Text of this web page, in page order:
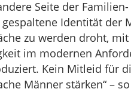
Seite der
Identität der
zu werden droht,
im modernen
Kein Mitleid für
Männer stärken“ –